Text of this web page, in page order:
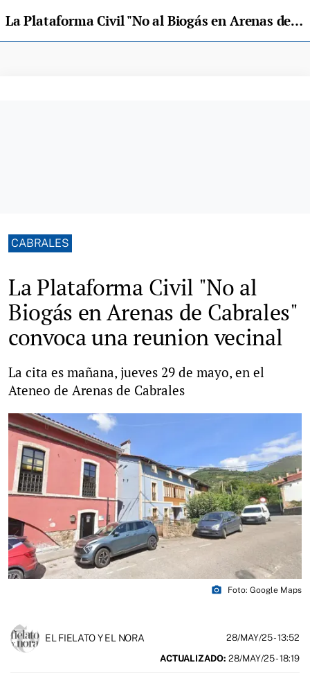
La Plataforma Civil "No al Biogás en Arenas de Cabrales" convoca una reunion vecinal
CABRALES
La Plataforma Civil "No al
Biogás en Arenas de Cabrales"
convoca una reunion vecinal
La cita es mañana, jueves 29 de mayo, en el
Ateneo de Arenas de Cabrales
photo_camera Foto: Google Maps
EL FIELATO Y EL NORA 28/MAY/25- 13:52
ACTUALIZADO: 28/MAY/25 - 18:19